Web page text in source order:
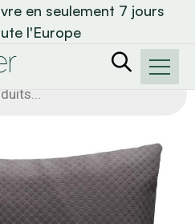
en seulement 7 jours
l'Europe